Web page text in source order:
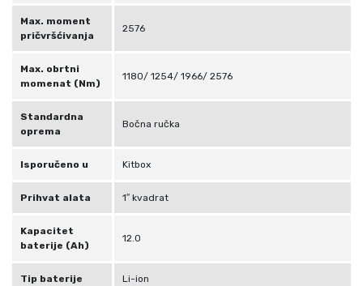
Max. moment
pričvršćivanja
2576
Max. obrtni
momenat (Nm)
1180/ 1254/ 1966/ 2576
Standardna
oprema
Bočna ručka
Isporučeno u Kitbox
Prihvat alata 1″ kvadrat
Kapacitet
baterije (Ah)
12.0
Tip baterije Li-ion